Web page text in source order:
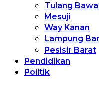
Tulang
Mesuji
Way Kanan
Lampung
Pesisir Barat
Pendidikan
Politik